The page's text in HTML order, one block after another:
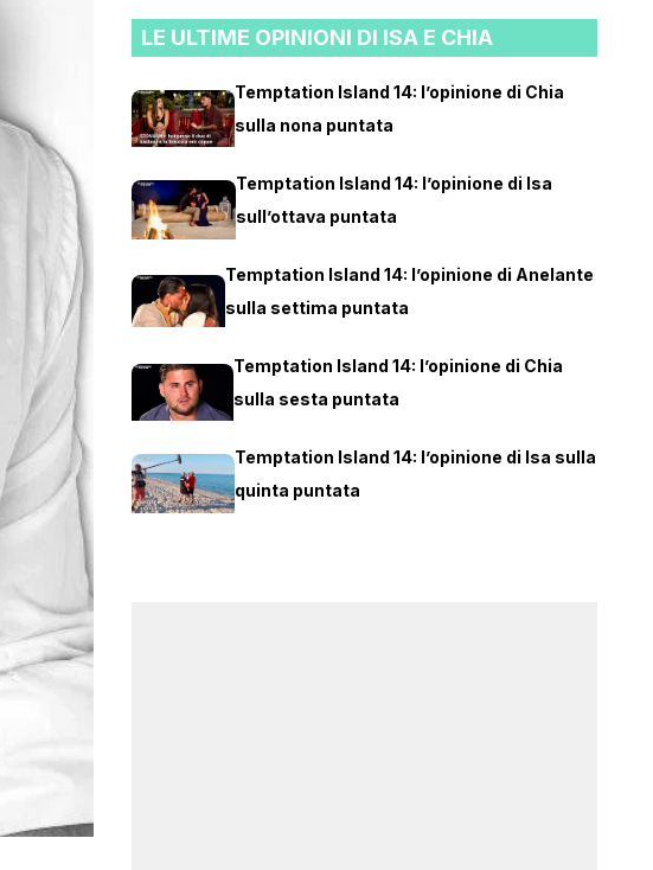
LE ULTIME OPINIONI DI ISA E CHIA
Temptation Island 14: l’opinione di Chia
sulla nona puntata
Temptation Island 14: l’opinione di Isa
sull’ottava puntata
Temptation Island 14: l’opinione di Anelante
sulla settima puntata
Temptation Island 14: l’opinione di Chia
sulla sesta puntata
Temptation Island 14: l’opinione di Isa sulla
quinta puntata